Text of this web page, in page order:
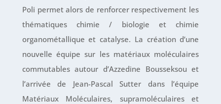
Poli permet alors de renforcer respectivement les
thématiques chimie / biologie et chimie
organométallique et catalyse. La création d’une
nouvelle équipe sur les matériaux moléculaires
commutables autour d’Azzedine Bousseksou et
l’arrivée de Jean-Pascal Sutter dans l’équipe
Matériaux Moléculaires, supramoléculaires et